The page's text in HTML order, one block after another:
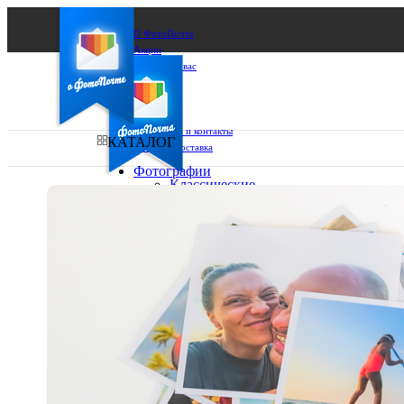
О ФотоПочте
Акции
Сделаем за вас
Бизнесу
FAQ
Франшиза
Поддержка и контакты
Оплата и доставка
Выберите из списка:
КАТАЛОГ
Фотографии
Классические
10х15
15х15
15х20
20х20
20х30
30х30
30х40
Фото
в